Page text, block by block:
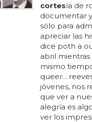
cortesía de
documentar
sólo para
apreciar las
dice poth a
abril
mismo
queer...
jóvenes, nos
que ver a
alegría es
ver los